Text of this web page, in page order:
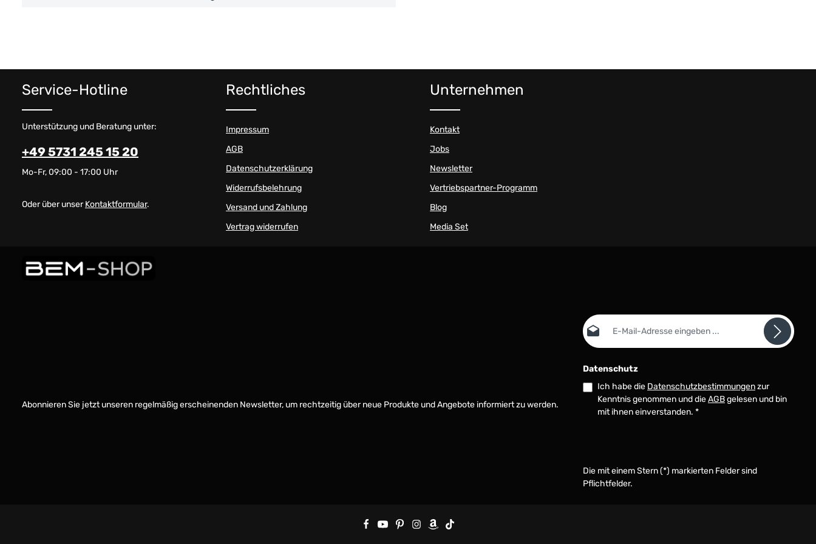
Service-Hotline
Unterstützung und Beratung unter:
+49 5731 245 15 20
Mo-Fr, 09:00 - 17:00 Uhr
Oder über unserKontaktformular.
Rechtliches
Impressum
AGB
Datenschutzerklärung
Widerrufsbelehrung
Versand und Zahlung
Vertrag widerrufen
Unternehmen
Kontakt
Jobs
Newsletter
Vertriebspartner-Programm
Blog
Media Set
Abonnieren Sie jetzt unseren regelmäßig erscheinenden Newsletter, um rechtzeitig über neue Produkte und Angebote informiert zu werden.
E-Mail-Adresse*
Datenschutz
Ich habe die Datenschutzbestimmungenzur
Kenntnis genommen und dieAGBgelesen und bin
mit ihnen einverstanden. *
Die mit einem Stern (*) markierten Felder sind
Pflichtfelder.